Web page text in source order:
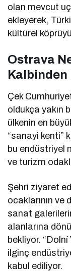
olan mevcut
ekleyerek,
kültürel
Ostrava
Kalbinden
Çek
oldukça yakın
ülkenin en
“sanayi kenti”
bu endüstriyel
ve turizm
Şehri ziyaret
ocaklarının ve
sanat
alanlarına
bekliyor. “Dolní
ilginç
kabul ediliyor.